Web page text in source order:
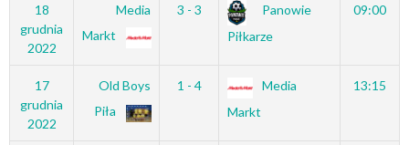
18
grudnia
2022
Media
Markt
3 - 3
Panowie
Piłkarze
09:00
17
grudnia
2022
Old Boys
Piła
1 - 4
Media
Markt
13:15